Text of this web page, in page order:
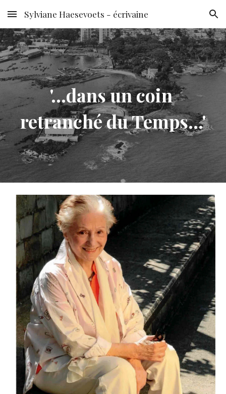
Skip to main content Skip to navigation
Sylviane Haesevoets - écrivaine
'...dans un coin
retranché du Temps...'